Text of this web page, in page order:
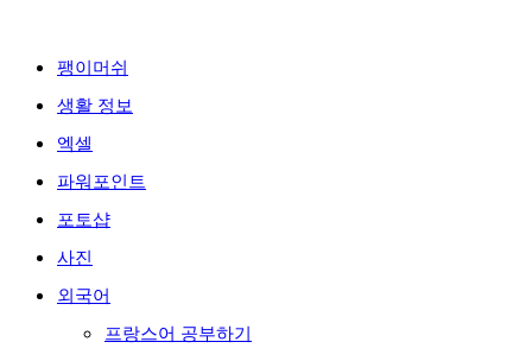
팽이머쉬
생활 정보
엑셀
파워포인트
포토샵
사진
외국어
프랑스어 공부하기